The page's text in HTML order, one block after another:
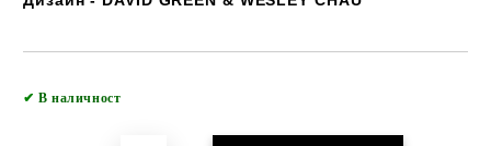
✔ В наличност